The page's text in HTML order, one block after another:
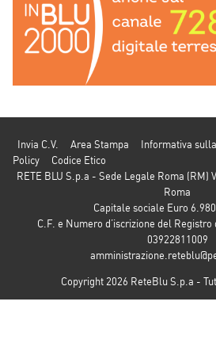
Invia C.V. Area Stampa Informativa
Policy
Codice Etico
RETE BLU S.p.a - Sede Legale Roma (RM)
Roma
Capitale sociale Euro
C.F. e Numero d’iscrizione del
03922811009
Copyright 2026 ReteBlu S.p.a -